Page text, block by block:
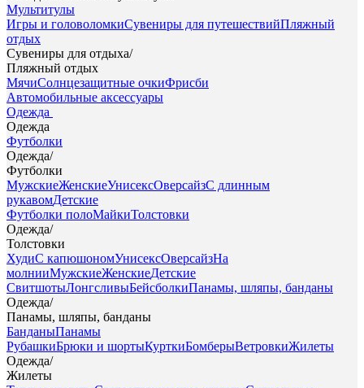
Мультитулы
Игры и головоломкиСувениры для путешествийПляжный
отдых
Сувениры для отдыха/
Пляжный отдых
МячиСолнцезащитные очкиФрисби
Автомобильные аксессуары
Одежда
Одежда
Футболки
Одежда/
Футболки
МужскиеЖенскиеУнисексОверсайзС длинным
рукавомДетские
Футболки полоМайкиТолстовки
Одежда/
Толстовки
ХудиС капюшономУнисексОверсайзНа
молнииМужскиеЖенскиеДетские
СвитшотыЛонгсливыБейсболкиПанамы, шляпы, банданы
Одежда/
Панамы, шляпы, банданы
БанданыПанамы
РубашкиБрюки и шортыКурткиБомберыВетровкиЖилеты
Одежда/
Жилеты